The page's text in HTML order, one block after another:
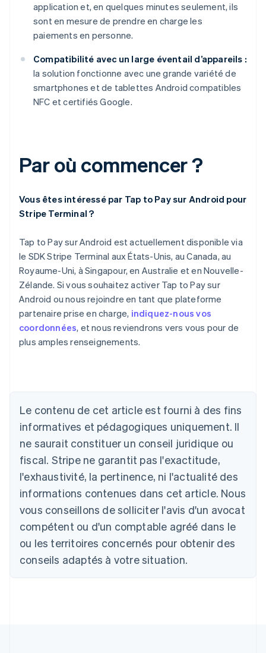
application et, en quelques minutes seulement, ils
sont en mesure de prendre en charge les
paiements en personne.
Compatibilité avec un large éventail d’appareils :
la solution fonctionne avec une grande variété de
smartphones et de tablettes Android compatibles
NFC et certifiés Google.
Par où commencer ?
Vous êtes intéressé par Tap to Pay sur Android pour
Stripe Terminal ?
Tap to Pay sur Android est actuellement disponible via
le SDK Stripe Terminal aux États-Unis, au Canada, au
Royaume-Uni, à Singapour, en Australie et en Nouvelle-
Zélande. Si vous souhaitez activer Tap to Pay sur
Android ou nous rejoindre en tant que plateforme
partenaire prise en charge, indiquez-nous vos
coordonnées, et nous reviendrons vers vous pour de
plus amples renseignements.
Le contenu de cet article est fourni à des fins
informatives et pédagogiques uniquement. Il
ne saurait constituer un conseil juridique ou
fiscal. Stripe ne garantit pas l'exactitude,
l'exhaustivité, la pertinence, ni l'actualité des
informations contenues dans cet article. Nous
vous conseillons de solliciter l'avis d'un avocat
compétent ou d'un comptable agréé dans le
ou les territoires concernés pour obtenir des
conseils adaptés à votre situation.
Allemagne
DeutschEnglish
Belgique
Nederlands Français DeutschEnglish
Brésil
PortuguêsEnglish
English
Canada
Français
Chine continentale
简体中文English
Chypre
Croatie
EnglishItaliano